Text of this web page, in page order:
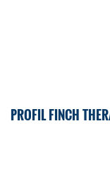
PROFIL FINCH